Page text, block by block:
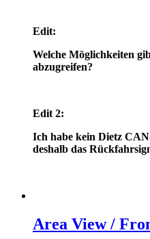
Edit:
Welche Möglichkeiten
abzugreifen?
Edit 2:
Ich habe kein Dietz
deshalb das
Area View /